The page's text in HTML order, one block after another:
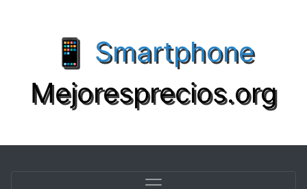
📱 Smartphone
Mejoresprecios.org